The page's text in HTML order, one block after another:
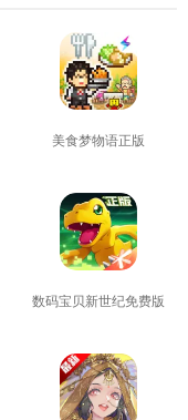
美食梦物语正版
数码宝贝新世纪免费版